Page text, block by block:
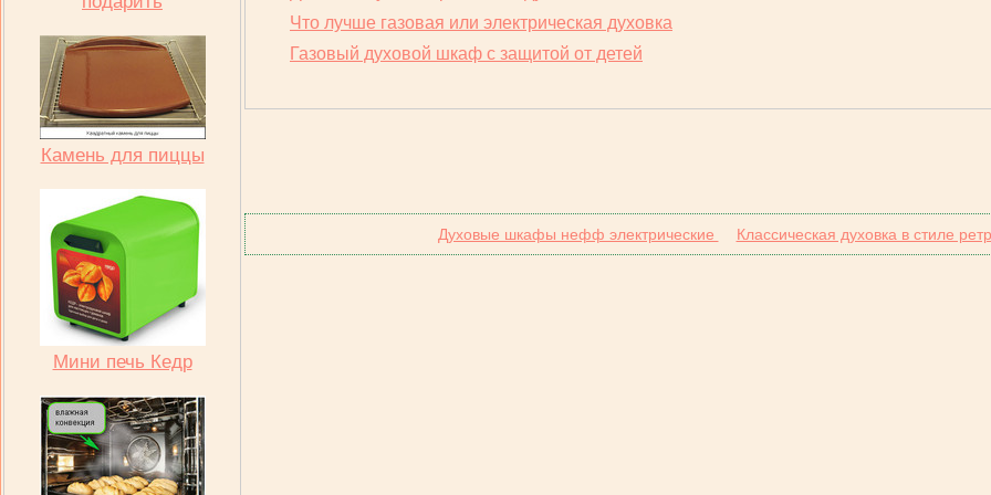
Камень для пиццы
Мини печь Кедр
Что лучше газовая или электрическая духовка
Газовый духовой шкаф с защитой от детей
Духовые шкафы нефф электрические Классическая духовка в стиле